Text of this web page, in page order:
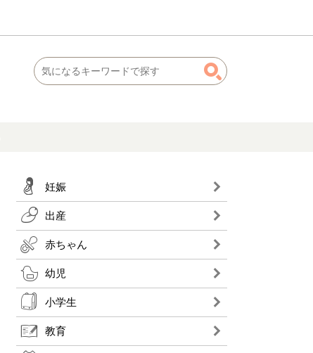
妊娠
出産
赤ちゃん
幼児
小学生
教育